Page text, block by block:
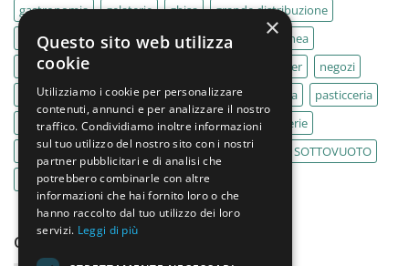
gastronomia
gelaterie ghisa
grande distribuzione
IMPASTATRICE
impastatrici kebab
La Felsinea
MACELLERIA
mixer
negozi
Outlet
pane panifici panificio paninoteca
pasticceria
pasticcerie
pescherie pizza pizzeria
pizzerie
PLANETARIA
pub ristoranti ristorazione
SOTTOVUOTO
supermercati
tavole calde tostiere
CATEGORIE PRODOTTO
×
Questo sito web utilizza
cookie
Utilizziamo i cookie per personalizzare
contenuti, annunci e per analizzare il nostro
traffico. Condividiamo inoltre informazioni
sul tuo utilizzo del nostro sito con i nostri
partner pubblicitari e di analisi che
potrebbero combinarle con altre
informazioni che hai fornito loro o che
hanno raccolto dal tuo utilizzo dei loro
servizi. Leggi di più